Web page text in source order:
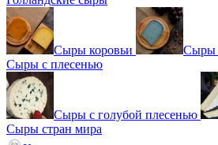
Сыры коровьи Сыры
Сыры с плесенью
Сыры с голубой плесенью
Сыры стран мира